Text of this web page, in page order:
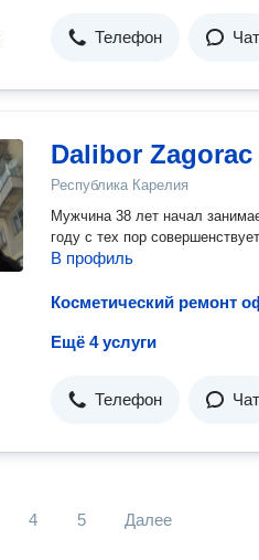
Телефон Чат
Dalibor Zagorac
Республика Карелия
Мужчина 38 лет начал
году с тех пор
В профиль
Косметический ремонт
Ещё 4 услуги
Телефон Чат
4 5 Далее